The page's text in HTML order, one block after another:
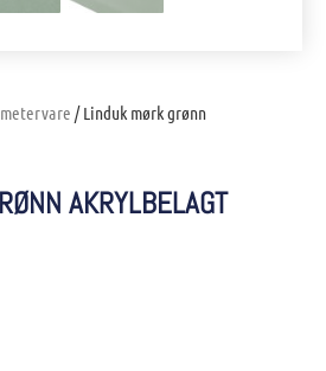
/ Linduk mørk grønn
AKRYLBELAGT